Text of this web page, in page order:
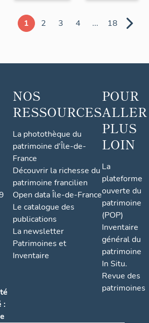
1 2 3 4 ... 18
:
NOS
RESSOURCES
La photothèque du
patrimoine d'Île-de-
France
Découvrir la richesse du
patrimoine francilien
Open data Île-de-France
Le catalogue des
publications
La newsletter
Patrimoines et
Inventaire
POUR
ALLER
PLUS
LOIN
La
plateforme
ouverte du
patrimoine
(POP)
Inventaire
général du
patrimoine
In Situ.
Revue des
patrimoines